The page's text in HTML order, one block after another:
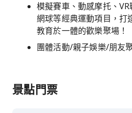
模擬賽車、動感摩托、
網球等經典運動項目，打
教育於一體的歡樂聚場！
團體活動/親子娛樂/朋友
景點門票